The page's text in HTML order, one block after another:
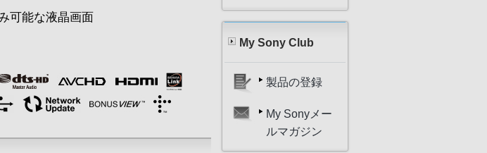
可能な液晶画面
My Sony Club
製品の登録
My Sonyメー
ルマガジン